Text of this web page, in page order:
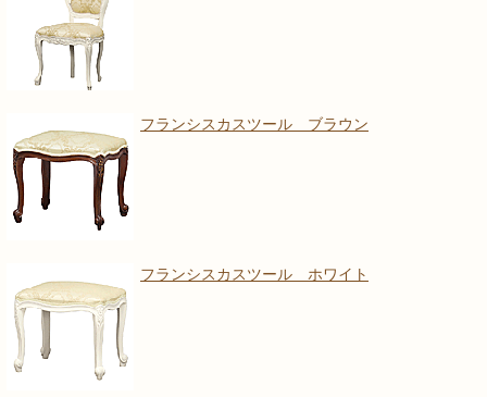
フランシスカスツール ブラウン
フランシスカスツール ホワイト